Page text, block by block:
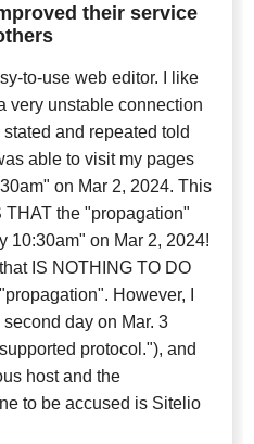
their service
to-use web editor. I like
very unstable connection
and repeated told
able to visit my pages
on Mar 2, 2024. This
the "propagation"
10:30am" on Mar 2, 2024!
IS NOTHING TO DO
However, I
day on Mar. 3
protocol."), and
host and the
to be accused is Sitelio